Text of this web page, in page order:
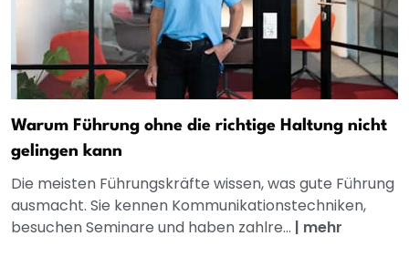
Warum Führung ohne die richtige Haltung nicht
gelingen kann
Die meisten Führungskräfte wissen, was gute Führung
ausmacht. Sie kennen Kommunikationstechniken,
besuchen Seminare und haben zahlre... | mehr